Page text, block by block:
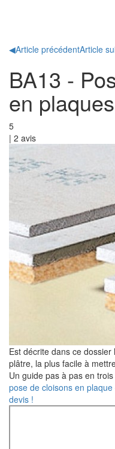
◀Article précédentArticle
BA13 -
en
5
| 2 avis
Est décrite dans ce
plâtre, la plus facile à
Un guide pas à pas en
pose de cloisons en
devis !